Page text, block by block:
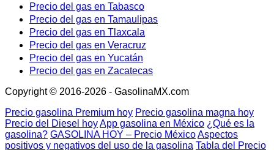
Precio del gas en Tabasco
Precio del gas en Tamaulipas
Precio del gas en Tlaxcala
Precio del gas en Veracruz
Precio del gas en Yucatán
Precio del gas en Zacatecas
Copyright © 2016-2026 - GasolinaMX.com
Precio gasolina Premium hoy Precio gasolina magna hoy
Precio del Diesel hoyApp gasolina en México ¿Qué es la
gasolina? GASOLINA HOY – Precio MéxicoAspectos
positivos y negativos del uso de la gasolina Tabla del Precio